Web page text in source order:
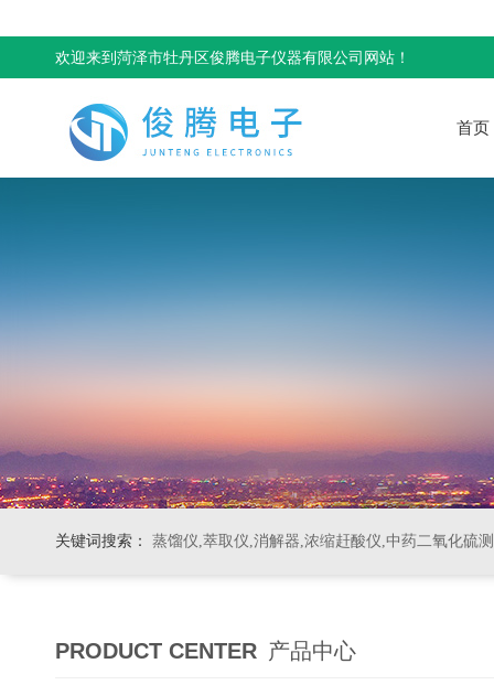
欢迎来到菏泽市牡丹区俊腾电子仪器有限公司网站！
首页
关键词搜索： 蒸馏仪,萃取仪,消解器,浓缩赶酸仪,中药二氧化硫
PRODUCT CENTER 产品中心